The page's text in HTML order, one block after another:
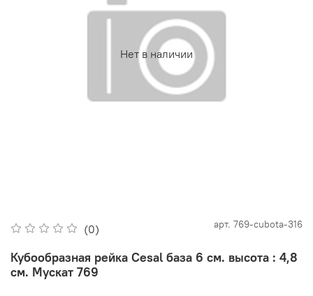
Нет в наличии
(0) арт. 769-cubota-316
Кубообразная рейка Cesal база 6 см. высота : 4,8
см. Мускат 769